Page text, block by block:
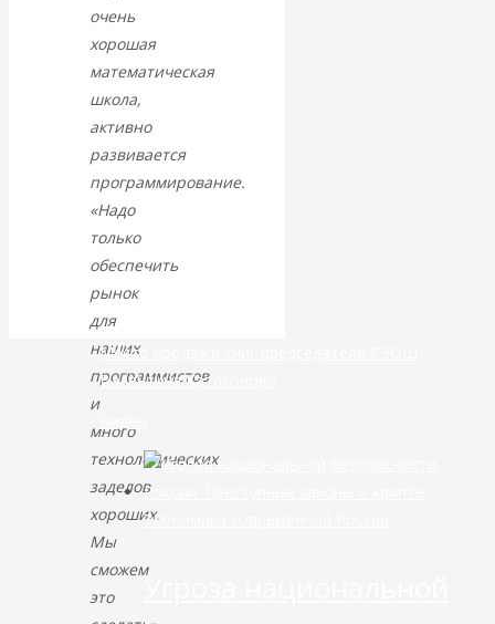
Катасонов
считает, что
кризис в
банковской
сфере России
уже начался
очень
хорошая
математическая
школа,
активно
развивается
программирование.
«Надо
только
обеспечить
рынок
для
наших
программистов
и
много
технологических
заделов
хороших.
Мы
сможем
это
Место продажи книг председателя РЭОШ
Валентина Катасонова
Экономика современной России
Угроза национальной